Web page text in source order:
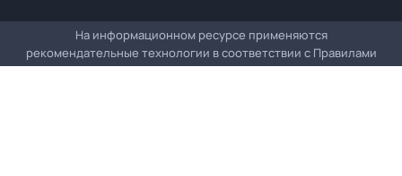
На информационном ресурсе применяются
рекомендательные технологии в соответствии с Правилами